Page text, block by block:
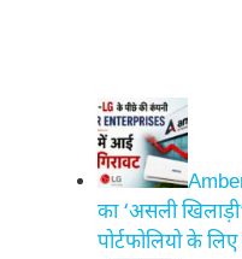
का ‘असली
पोर्टफोलियो के